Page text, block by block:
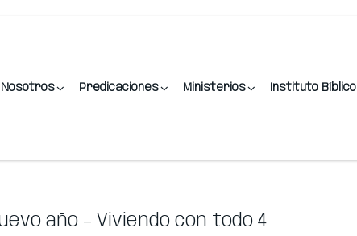
Nosotros Predicaciones Ministerios Instituto Bíblico
año – Viviendo con todo 4